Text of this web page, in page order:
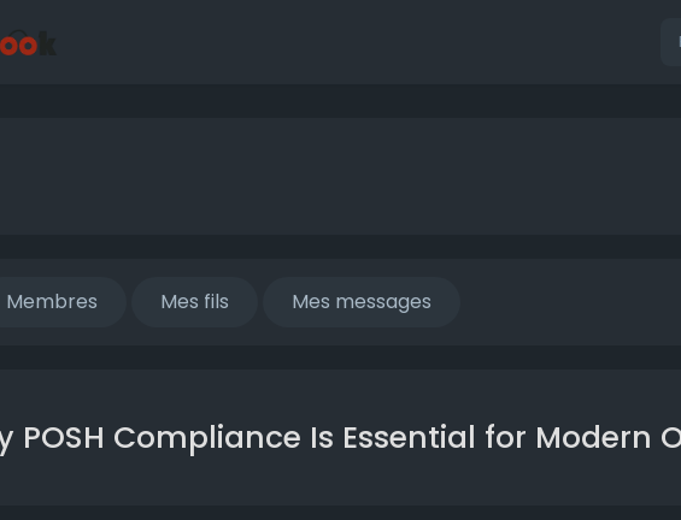
Membres Mes fils Mes messages
POSH Compliance Is Essential for Modern